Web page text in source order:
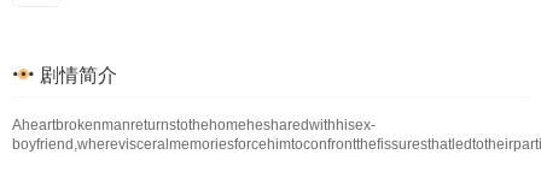
剧情简介
Aheartbrokenmanreturnstothehomehesharedwithhisex-